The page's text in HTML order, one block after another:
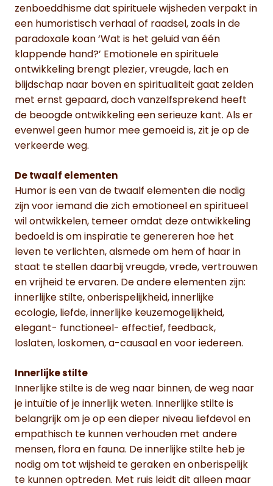
zenboeddhisme dat spirituele wijsheden verpakt in
een humoristisch verhaal of raadsel, zoals in de
paradoxale koan ‘Wat is het geluid van één
klappende hand?’ Emotionele en spirituele
ontwikkeling brengt plezier, vreugde, lach en
blijdschap naar boven en spiritualiteit gaat zelden
met ernst gepaard, doch vanzelfsprekend heeft
de beoogde ontwikkeling een serieuze kant. Als er
evenwel geen humor mee gemoeid is, zit je op de
verkeerde weg.
De twaalf elementen
Humor is een van de twaalf elementen die nodig
zijn voor iemand die zich emotioneel en spiritueel
wil ontwikkelen, temeer omdat deze ontwikkeling
bedoeld is om inspiratie te genereren hoe het
leven te verlichten, alsmede om hem of haar in
staat te stellen daarbij vreugde, vrede, vertrouwen
en vrijheid te ervaren. De andere elementen zijn:
innerlijke stilte, onberispelijkheid, innerlijke
ecologie, liefde, innerlijke keuzemogelijkheid,
elegant- functioneel- effectief, feedback,
loslaten, loskomen, a-causaal en voor iedereen.
Innerlijke stilte
Innerlijke stilte is de weg naar binnen, de weg naar
je intuïtie of je innerlijk weten. Innerlijke stilte is
belangrijk om je op een dieper niveau liefdevol en
empathisch te kunnen verhouden met andere
mensen, flora en fauna. De innerlijke stilte heb je
nodig om tot wijsheid te geraken en onberispelijk
te kunnen optreden. Met ruis leidt dit alleen maar